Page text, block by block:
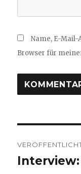
Name, E-Mail-
Browser für
Interview: